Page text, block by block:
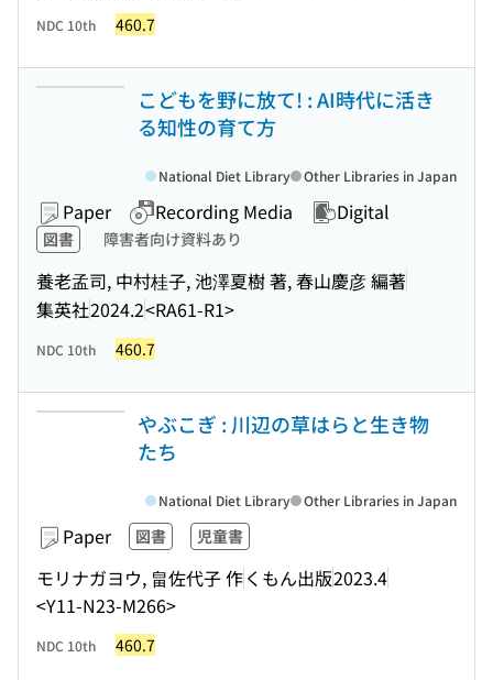
NDC 10th 460.7
こどもを野に放て! : AI時代に活き
る知性の育て方
Paper Recording Media Digital
図書 障害者向け資料あり
養老孟司, 中村桂子, 池澤夏樹 著, 春山慶彦 編著
集英社2024.2<RA61-R1>
National Diet Library Other Libraries in Japan
NDC 10th 460.7
やぶこぎ : 川辺の草はらと生き物
たち
Paper 図書 児童書
モリナガヨウ, 畠佐代子 作くもん出版2023.4
<Y11-N23-M266>
National Diet Library Other Libraries in Japan
NDC 10th 460.7